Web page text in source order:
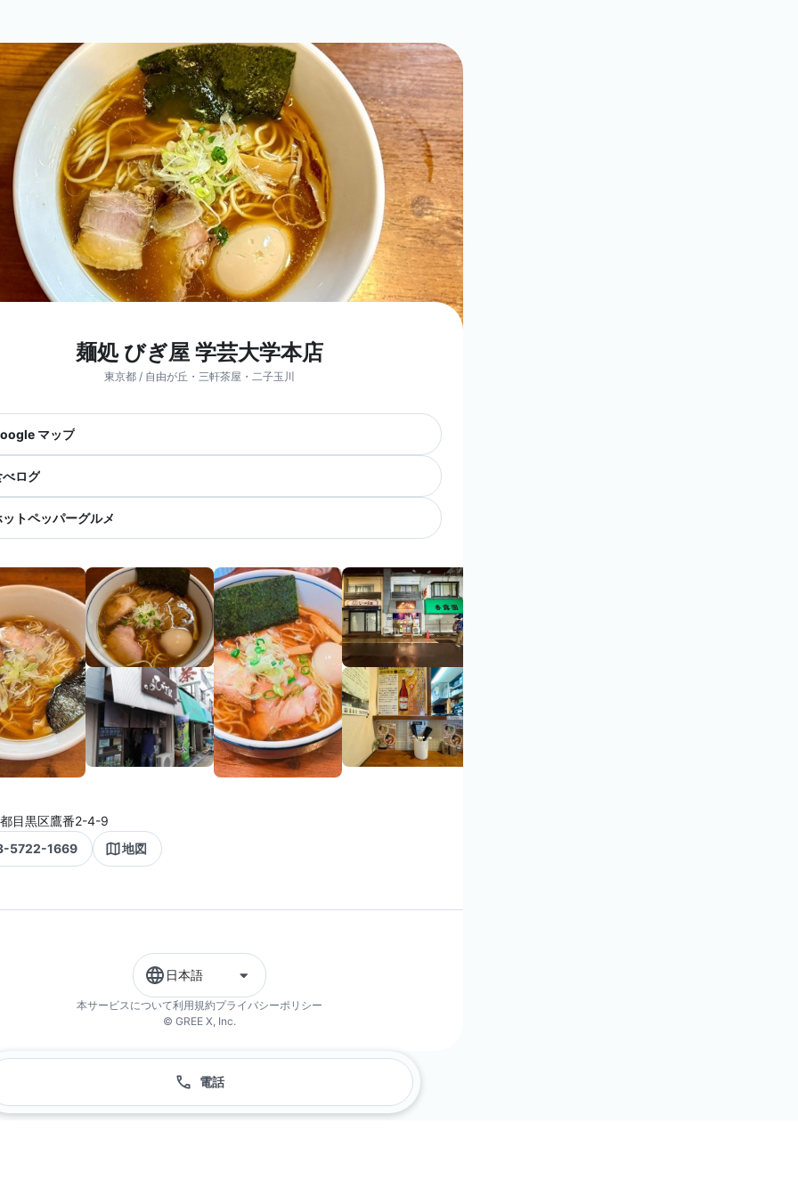
麺処 びぎ屋 学芸大学本店
東京都 / 自由が丘・三軒茶屋・二子玉川
マップ
べログ
ットペッパーグルメ
目黒区鷹番2-4-9
5722-1669
地図
日本語
本サービスについて利用規約プライバシーポリシー
© GREE X, Inc.
電話